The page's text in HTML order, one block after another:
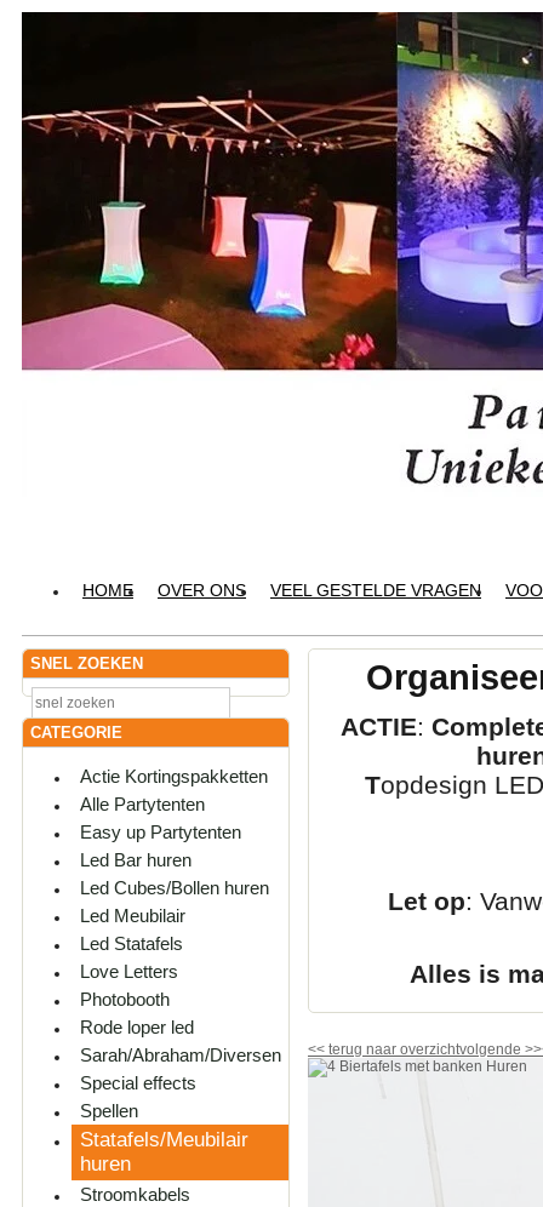
HOME OVER ONS VEEL GESTELDE VRAGEN
SNEL ZOEKEN
CATEGORIE
Actie Kortingspakketten
Alle Partytenten
Easy up Partytenten
Led Bar huren
Led Cubes/Bollen huren
Led Meubilair
Led Statafels
Love Letters
Photobooth
Rode loper led
Sarah/Abraham/Diversen
Special effects
Spellen
Statafels/Meubilair
huren
Stroomkabels
ACTIE:
Topdesign
Let op:
Alles is
<< terug naar overzichtvolgende >>